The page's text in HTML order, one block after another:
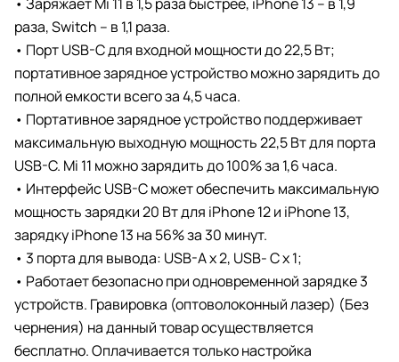
раза, Switch – в 1,1 раза.
• Порт USB-C для входной мощности до 22,5 Вт;
портативное зарядное устройство можно зарядить до
полной емкости всего за 4,5 часа.
• Портативное зарядное устройство поддерживает
максимальную выходную мощность 22,5 Вт для порта
USB-C. Mi 11 можно зарядить до 100% за 1,6 часа.
• Интерфейс USB-C может обеспечить максимальную
мощность зарядки 20 Вт для iPhone 12 и iPhone 13,
зарядку iPhone 13 на 56% за 30 минут.
• 3 порта для вывода: USB-A x 2, USB- C x 1;
• Работает безопасно при одновременной зарядке 3
устройств. Гравировка (оптоволоконный лазер) (Без
чернения) на данный товар осуществляется
бесплатно. Оплачивается только настройка